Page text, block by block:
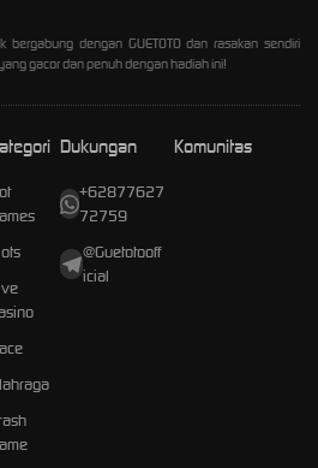
bergabung dengan GUETOTO dan rasakan sendiri
gacor dan penuh dengan hadiah ini!
Dukungan
+62877627
72759
@Guetotooff
icial
Komunitas